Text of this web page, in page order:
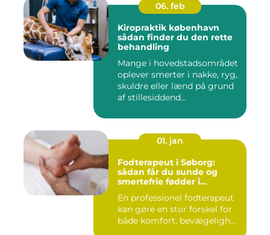
06. feb
Kiropraktik københavn
sådan finder du den rette
behandling
Mange i hovedstadsområdet
oplever smerter i nakke, ryg,
skuldre eller lænd på grund
af stillesiddend...
01. jan
Fodterapeut i Søborg:
sådan får du sunde og
smertefrie fødder i
En professionel fodterapeut
kan gøre en stor forskel for
både komfort, bevægeligh...